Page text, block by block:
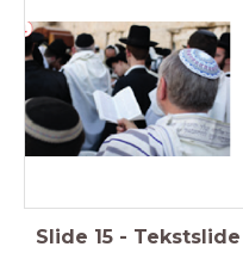
Slide 15 - Tekstslide